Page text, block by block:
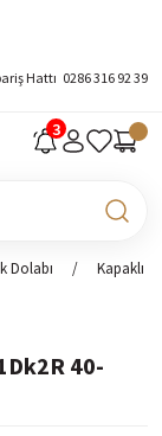
Hattı 0286 316 92 39
Dolabı Kapaklı
40-